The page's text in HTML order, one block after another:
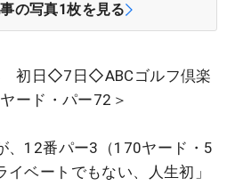
の写真1枚を見る
初日◇7日◇ABCゴルフ倶楽
ード・パー72＞
、12番パー3（170ヤード・5
ベートでもない、人生初」